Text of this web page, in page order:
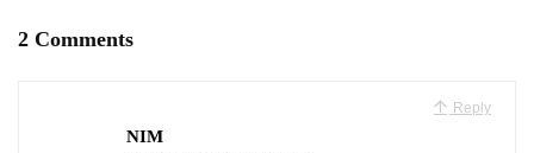
2 Comments
Reply
NIM